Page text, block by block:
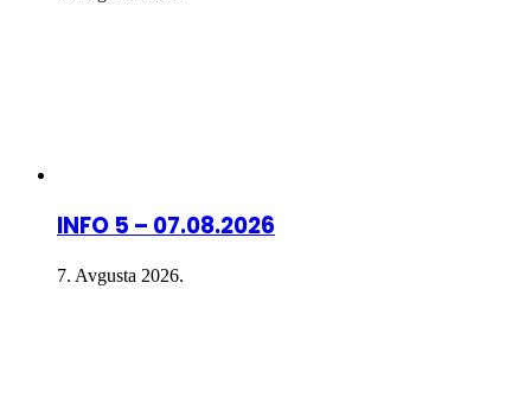
INFO 5 – 07.08.2026
7. Avgusta 2026.